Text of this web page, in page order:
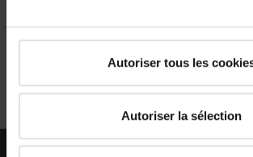
Autoriser tous les
Autoriser la sélection
étapes 1 / 6